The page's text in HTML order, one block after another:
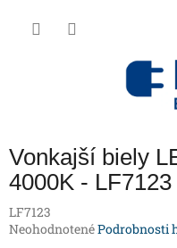
Vonkajší biely
4000K - LF7123
LF7123
Priemerné
NeohodnotenéPodrobnosti